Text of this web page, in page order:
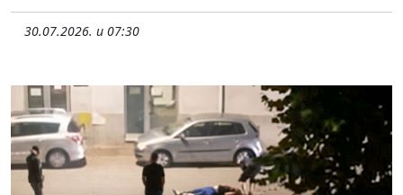
30.07.2026. u 07:30